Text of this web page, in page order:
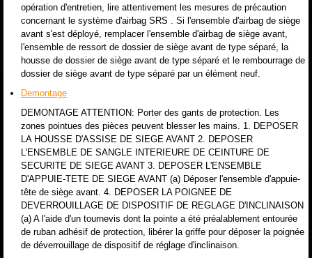
opération d'entretien, lire attentivement les mesures de précaution
concernant le système d'airbag SRS . Si l'ensemble d'airbag de siège
avant s'est déployé, remplacer l'ensemble d'airbag de siège avant,
l'ensemble de ressort de dossier de siège avant de type séparé, la
housse de dossier de siège avant de type séparé et le rembourrage de
dossier de siège avant de type séparé par un élément neuf.
Demontage
DEMONTAGE ATTENTION: Porter des gants de protection. Les
zones pointues des pièces peuvent blesser les mains. 1. DEPOSER
LA HOUSSE D'ASSISE DE SIEGE AVANT 2. DEPOSER
L'ENSEMBLE DE SANGLE INTERIEURE DE CEINTURE DE
SECURITE DE SIEGE AVANT 3. DEPOSER L'ENSEMBLE
D'APPUIE-TETE DE SIEGE AVANT (a) Déposer l'ensemble d'appuie-
tête de siège avant. 4. DEPOSER LA POIGNEE DE
DEVERROUILLAGE DE DISPOSITIF DE REGLAGE D'INCLINAISON
(a) A l'aide d'un tournevis dont la pointe a été préalablement entourée
de ruban adhésif de protection, libérer la griffe pour déposer la poignée
de déverrouillage de dispositif de réglage d'inclinaison.